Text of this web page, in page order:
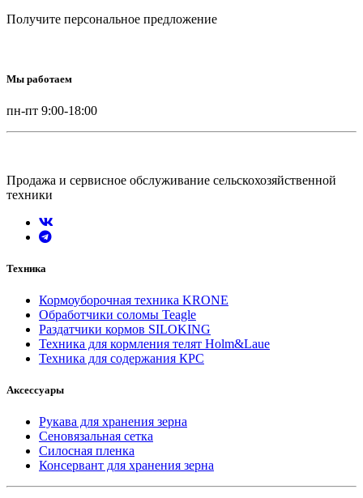
Получите персональное предложение
Мы работаем
пн-пт 9:00-18:00
Продажа и сервисное обслуживание сельскохозяйственной
техники
Техника
Кормоуборочная техника KRONE
Обработчики соломы Teagle
Раздатчики кормов SILOKING
Техника для кормления телят Holm&Laue
Техника для содержания КРС
Аксессуары
Рукава для хранения зерна
Сеновязальная сетка
Силосная пленка
Консервант для хранения зерна